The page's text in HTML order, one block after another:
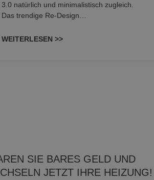
3.0 natürlich und minimalistisch zugleich.
Das trendige Re-Design…
WEITERLESEN >>
SIE BARES GELD UND
JETZT IHRE HEIZUNG!